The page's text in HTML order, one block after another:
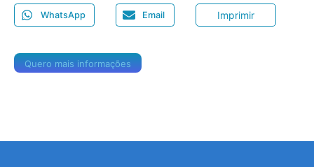
WhatsApp Email Imprimir
Quero mais informações